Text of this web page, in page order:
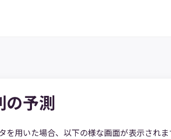
の予測
を用いた場合、以下の様な画面が表示されま